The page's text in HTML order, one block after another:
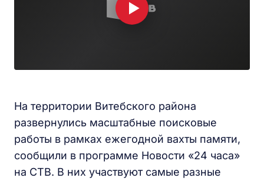
На территории Витебского района
развернулись масштабные поисковые
работы в рамках ежегодной вахты памяти,
сообщили в программе Новости «24 часа»
на СТВ. В них участвуют самые разные